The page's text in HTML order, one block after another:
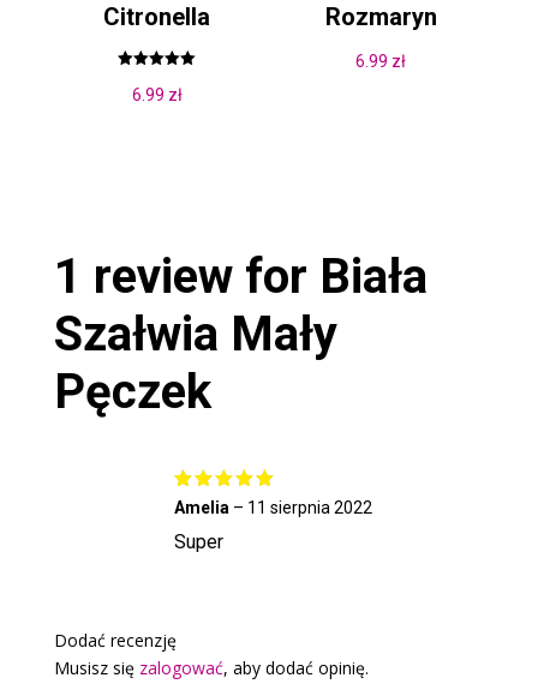
Citronella
5.00
6.99 zł
Rozmaryn
6.99 zł
1 review for Biała
Szałwia Mały
Pęczek
Oceniono
Amelia – 11 sierpnia 2022
Super
Dodać recenzję
Musisz się zalogować, aby dodać opinię.